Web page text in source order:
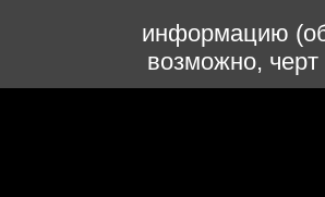
информацию
возможно,